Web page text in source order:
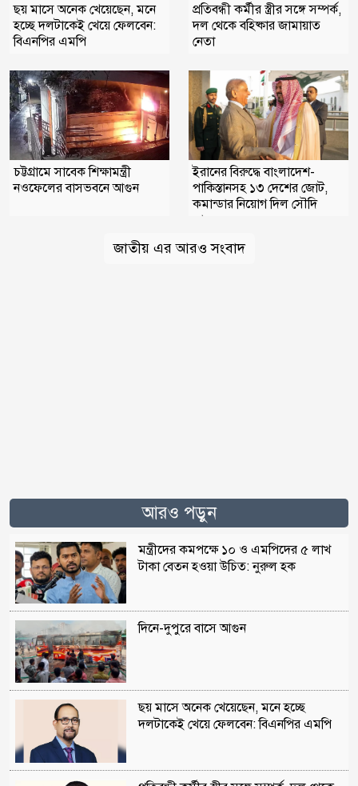
ছয় মাসে অনেক খেয়েছেন, মনে
হচ্ছে দলটাকেই খেয়ে ফেলবেন:
বিএনপির এমপি
প্রতিবন্ধী কর্মীর স্ত্রীর সঙ্গে সম্পর্ক,
দল থেকে বহিষ্কার জামায়াত
নেতা
চট্টগ্রামে সাবেক শিক্ষামন্ত্রী
নওফেলের বাসভবনে আগুন
ইরানের বিরুদ্ধে বাংলাদেশ-
পাকিস্তানসহ ১৩ দেশের জোট,
কমান্ডার নিয়োগ দিল সৌদি
আরব
জাতীয় এর আরও সংবাদ
আরও পড়ুন
মন্ত্রীদের কমপক্ষে ১০ ও এমপিদের ৫ লাখ
টাকা বেতন হওয়া উচিত: নুরুল হক
দিনে-দুপুরে বাসে আগুন
ছয় মাসে অনেক খেয়েছেন, মনে হচ্ছে
দলটাকেই খেয়ে ফেলবেন: বিএনপির এমপি